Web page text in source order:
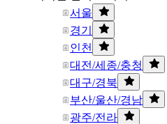
서울
경기
인천
대전/세종/충청
대구/경북
부산/울산/경남
광주/전라